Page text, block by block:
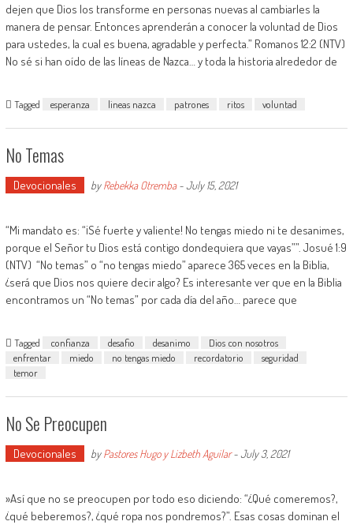
dejen que Dios los transforme en personas nuevas al cambiarles la
manera de pensar. Entonces aprenderán a conocer la voluntad de Dios
para ustedes, la cual es buena, agradable y perfecta.” Romanos 12:2 (NTV)
No sé si han oído de las líneas de Nazca… y toda la historia alrededor de
Tagged esperanza lineas nazca patrones ritos voluntad
No Temas
Devocionales byRebekka Otremba-July 15, 2021
“Mi mandato es: “¡Sé fuerte y valiente! No tengas miedo ni te desanimes,
porque el Señor tu Dios está contigo dondequiera que vayas””. Josué 1:9
(NTV) “No temas” o “no tengas miedo” aparece 365 veces en la Biblia,
¿será que Dios nos quiere decir algo? Es interesante ver que en la Biblia
encontramos un “No temas” por cada día del año… parece que
Tagged confianza desafio desanimo
Dios con nosotros
enfrentar
miedo no tengas miedo recordatorio
seguridad
temor
No Se Preocupen
Devocionales byPastores Hugo y Lizbeth Aguilar-July 3, 2021
»Así que no se preocupen por todo eso diciendo: “¿Qué comeremos?,
¿qué beberemos?, ¿qué ropa nos pondremos?”. Esas cosas dominan el